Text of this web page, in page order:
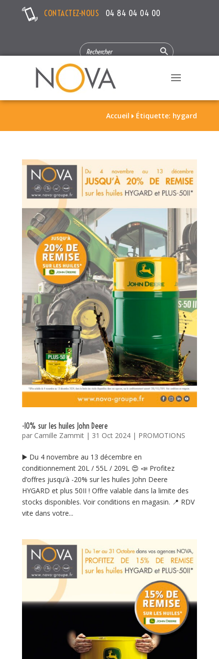
CONTACTEZ-NOUS 04 84 04 04 00
SEARCH
FOR:
Search Button
Accueil  Étiquette: hygard
-10% sur les huiles John Deere
par Camille Zammit| 31 Oct 2024| PROMOTIONS
▶️ Du 4 novembre au 13 décembre en
conditionnement 20L / 55L / 209L 😍 📣 Profitez
d’offres jusqu’à -20% sur les huiles John Deere
HYGARD et plus 50II ! Offre valable dans la limite des
stocks disponibles. Voir conditions en magasin. 📍 RDV
vite dans votre...